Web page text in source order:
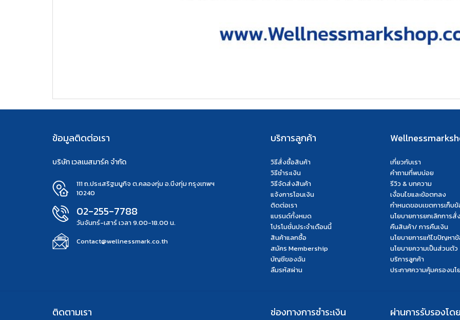
ข้อมูลติดต่อเรา
บริษัท เวลเนสมาร์ค จำกัด
111 ถ.ประเสริฐมนูกิจ ต.คลองกุ่ม อ.บึงกุ่ม กรุงเทพฯ
10240
02-255-7788
วันจันทร์-เสาร์ เวลา 9.00-18.00 น.
Contact@wellnessmark.co.th
บริการลูกค้า
วิธีสั่งซื้อสินค้า
วิธีชำระเงิน
วิธีจัดส่งสินค้า
แจ้งการโอนเงิน
ติดต่อเรา
แบรนด์ทั้งหมด
โปรโมชั่นประจำเดือนนี้
สินค้าแลกซื้อ
สมัคร Membership
บัญชีของฉัน
ลืมรหัสผ่าน
เกี่ยวกับเรา
คำถามที่พบบ่อย
รีวิว & บทความ
เงื่อนไขและข้อตกลง
กำหนดขอบเขตการเก็บ
นโยบายการยกเลิกการ
คืนสินค้า/ การคืนเงิน
นโยบายการแก้ไขปัญหา
นโยบายความเป็นส่วนตัว
บริการลูกค้า
ประกาศความคุ้มครองน
ติดตามเรา ช่องทางการชำระเงิน ผ่านการรับรองโดย